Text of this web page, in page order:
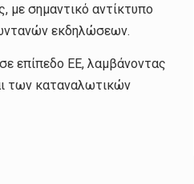
με σημαντικό αντίκτυπο
εκδηλώσεων.
επίπεδο ΕΕ, λαμβάνοντας
των καταναλωτικών